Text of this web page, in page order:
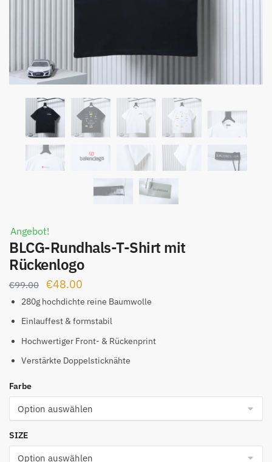
Angebot!
BLCG-Rundhals-T-Shirt mit
Rückenlogo
€99.00
Ursprünglicher
Preis
war:
€48.00
Preis
ist:
280g hochdichte reine Baumwolle
Einlauffest & formstabil
Hochwertiger Front- & Rückenprint
Verstärkte Doppelsticknähte
Farbe
SIZE